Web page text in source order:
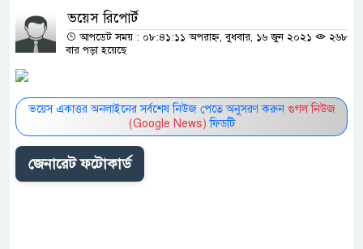
ভয়েস রিপোর্ট
আপডেট সময় : ০৮:৪১:১১ অপরাহ্ন, বুধবার, ১৬ জুন ২০২১
২৬৮
বার পড়া হয়েছে
ভয়েস একাত্তর অনলাইনের সর্বশেষ নিউজ পেতে অনুসরণ করুন গুগল নিউজ
(Google News) ফিডটি
জেনারেট ফটোকার্ড